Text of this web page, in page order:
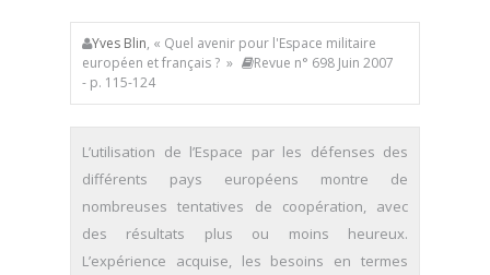
Yves Blin, « Quel avenir pour l'Espace militaire
européen et français ? »
Revue n° 698 Juin 2007
- p. 115-124
L’utilisation de l’Espace par les défenses des
différents pays européens montre de
nombreuses tentatives de coopération, avec
des résultats plus ou moins heureux.
L’expérience acquise, les besoins en termes